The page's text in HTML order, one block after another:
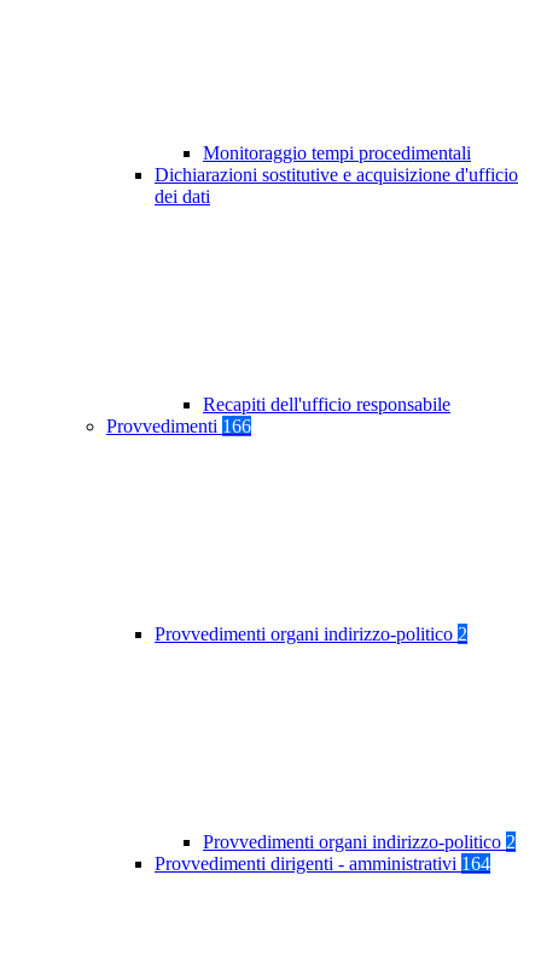
Monitoraggio tempi procedimentali
Dichiarazioni sostitutive e acquisizione d'ufficio
dei dati
Recapiti dell'ufficio responsabile
Provvedimenti 166
Provvedimenti organi indirizzo-politico 2
Provvedimenti organi indirizzo-politico 2
Provvedimenti dirigenti - amministrativi 164